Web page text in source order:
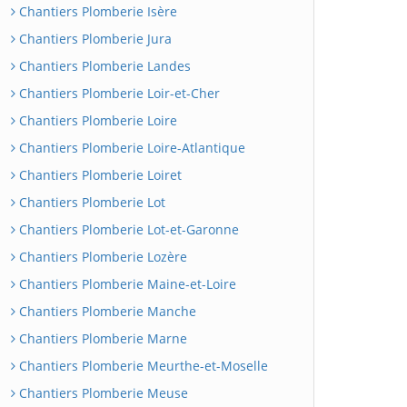
Chantiers Plomberie Isère
Chantiers Plomberie Jura
Chantiers Plomberie Landes
Chantiers Plomberie Loir-et-Cher
Chantiers Plomberie Loire
Chantiers Plomberie Loire-Atlantique
Chantiers Plomberie Loiret
Chantiers Plomberie Lot
Chantiers Plomberie Lot-et-Garonne
Chantiers Plomberie Lozère
Chantiers Plomberie Maine-et-Loire
Chantiers Plomberie Manche
Chantiers Plomberie Marne
Chantiers Plomberie Meurthe-et-Moselle
Chantiers Plomberie Meuse